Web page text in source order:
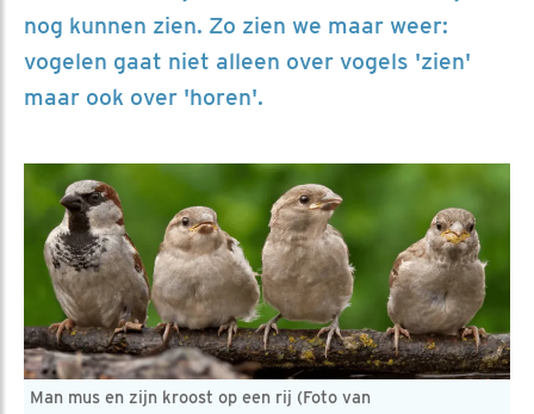
nog kunnen zien. Zo zien we maar weer:
vogelen gaat niet alleen over vogels 'zien'
maar ook over 'horen'.
Man mus en zijn kroost op een rij (Foto van